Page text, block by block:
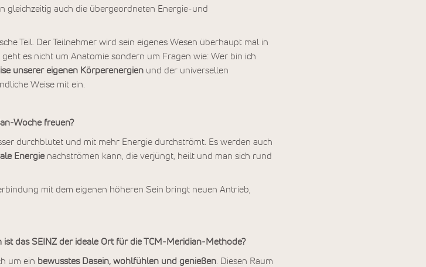
gleichzeitig auch die übergeordneten Energie-und
Teil. Der Teilnehmer wird sein eigenes Wesen überhaupt mal in
es nicht um Anatomie sondern um Fragen wie: Wer bin ich
unserer eigenen Körperenergien und der universellen
Weise mit ein.
Woche freuen?
durchblutet und mit mehr Energie durchströmt. Es werden auch
Energie nachströmen kann, die verjüngt, heilt und man sich rund
mit dem eigenen höheren Sein bringt neuen Antrieb,
das SEINZ der ideale Ort für die TCM-Meridian-Methode?
um ein bewusstes Dasein, wohlfühlen und genießen . Diesen Raum